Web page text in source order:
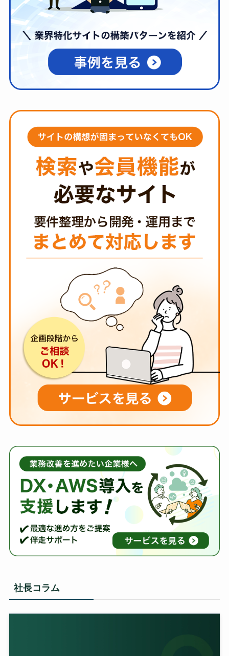
社長コラム